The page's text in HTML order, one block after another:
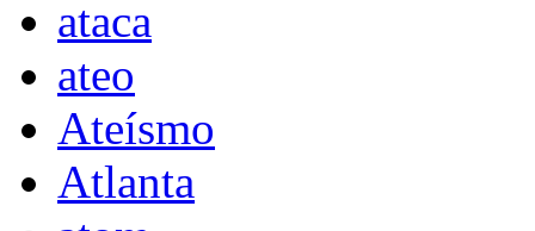
ataca
ateo
Ateísmo
Atlanta